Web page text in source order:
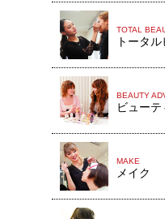
TOTAL
トータ
BEAUTY
ビュー
MAKE
メイク